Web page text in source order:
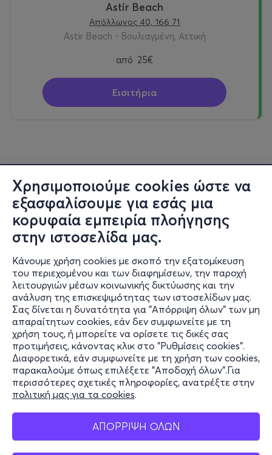
Χρησιμοποιούμε cookies ώστε να
εξασφαλίσουμε για εσάς μια
κορυφαία εμπειρία πλοήγησης
στην ιστοσελίδα μας.
Κάνουμε χρήση cookies με σκοπό την εξατομίκευση
του περιεχομένου και των διαφημίσεων, την παροχή
λειτουργιών μέσων κοινωνικής δικτύωσης και την
ανάλυση της επισκεψιμότητας των ιστοσελίδων μας.
Σας δίνεται η δυνατότητα για "Απόρριψη όλων" των μη
απαραίτητων cookies, εάν δεν συμφωνείτε με τη
χρήση τους, ή μπορείτε να ορίσετε τις δικές σας
προτιμήσεις, κάνοντας κλικ στο "Ρυθμίσεις cookies".
Διαφορετικά, εάν συμφωνείτε με τη χρήση των cookies,
παρακαλούμε όπως επιλέξετε "Αποδοχή όλων".Για
περισσότερες σχετικές πληροφορίες, ανατρέξτε στην
πολιτική μας για τα cookies.
ΑΠΟΡΡΙΨΗ ΟΛΩΝ
Astir Beach
Απόλλωνος 40, 166 71
Astir Beach - Βουλιαγμένη, Αττική
από 25€
Εισιτήρια
Πληροφορίες
Υποστήριξη
Stay Connected
Mobile app